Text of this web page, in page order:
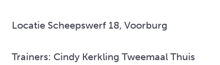
Locatie Scheepswerf 18, Voorburg
Trainers: Cindy Kerkling Tweemaal Thuis